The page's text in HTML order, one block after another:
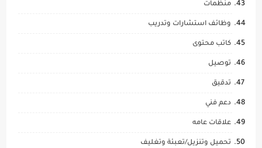
منظمات
وظائف استشارات وتدريب
كاتب محتوى
توصيل
تدقيق
دعم فني
علاقات عامه
تحميل وتنزيل/تعبئة وتغليف